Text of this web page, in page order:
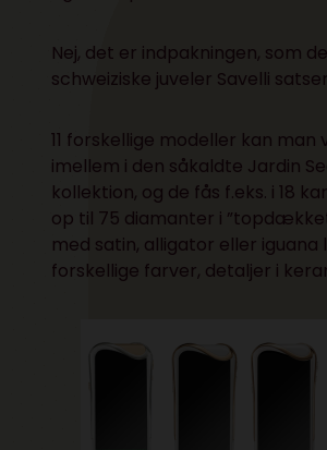
Nej, det er indpakningen, som
schweiziske juveler Savelli
11 forskellige modeller kan
imellem i den såkaldte Jardin
kollektion, og de fås f.eks. i 18
op til 75 diamanter i
med satin, alligator eller
forskellige farver, detaljer i